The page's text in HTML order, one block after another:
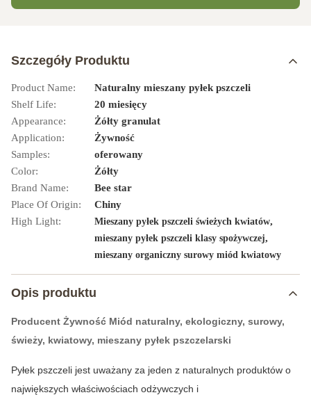
Szczegóły Produktu
Product Name:
Naturalny mieszany pyłek pszczeli
Shelf Life:
20 miesięcy
Appearance:
Żółty granulat
Application:
Żywność
Samples:
oferowany
Color:
Żółty
Brand Name:
Bee star
Place Of Origin:
Chiny
High Light:
Mieszany pyłek pszczeli świeżych kwiatów,
mieszany pyłek pszczeli klasy spożywczej,
mieszany organiczny surowy miód kwiatowy
Opis produktu
Producent Żywność Miód naturalny, ekologiczny, surowy,
świeży, kwiatowy, mieszany pyłek pszczelarski
Pyłek pszczeli jest uważany za jeden z naturalnych produktów o
największych właściwościach odżywczych i